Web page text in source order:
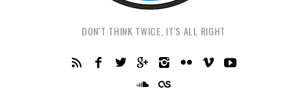
DON'T THINK TWICE, IT'S ALL RIGHT